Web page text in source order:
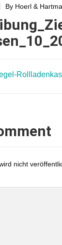
By Hoerl &
nicht